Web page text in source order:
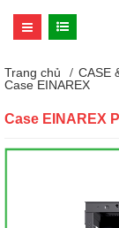
Trang chủ CASE
Case EINAREX
Case EINAREX